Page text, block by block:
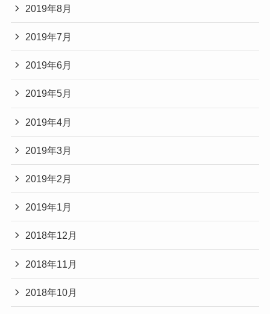
2019年8月
2019年7月
2019年6月
2019年5月
2019年4月
2019年3月
2019年2月
2019年1月
2018年12月
2018年11月
2018年10月